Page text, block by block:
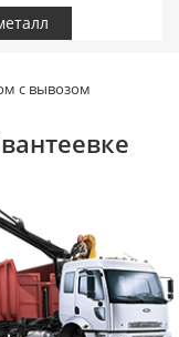
с вывозом